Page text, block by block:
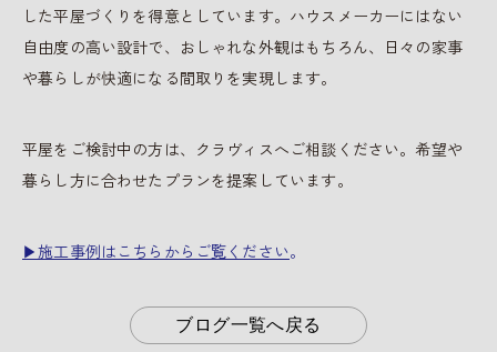
した平屋づくりを得意としています。ハウスメーカーにはない
自由度の高い設計で、おしゃれな外観はもちろん、日々の家事
や暮らしが快適になる間取りを実現します。
平屋をご検討中の方は、クラヴィスへご相談ください。希望や
暮らし方に合わせたプランを提案しています。
▶施工事例はこちらからご覧ください。
ブログ一覧へ戻る